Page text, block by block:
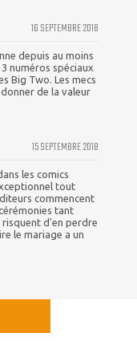
16 SEPTEMBRE 2018
depuis au moins
numéros spéciaux
Big Two. Les mecs
de la valeur
15 SEPTEMBRE 2018
les comics
tout
commencent
tant
d'en perdre
le mariage a un